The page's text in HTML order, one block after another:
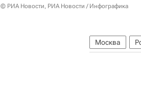
© РИА Новости, РИА Новости / Инфографика
Москва